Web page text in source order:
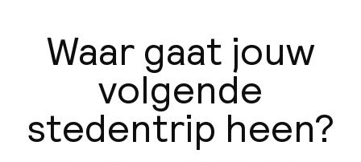
Waar gaat jouw
volgende
stedentrip heen?